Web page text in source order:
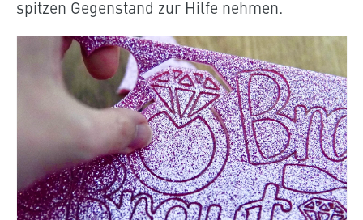
spitzen Gegenstand zur Hilfe nehmen.